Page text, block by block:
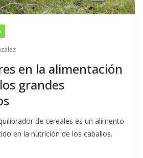
en la alimentación
grandes
de cereales es un alimento
en la nutrición de los caballos.